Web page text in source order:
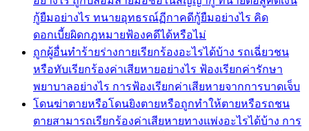
กู้ยืมอย่างไร ทนายอุทธรณ์ฏีกาคดีกู้ยืมอย่างไร คิด
ดอกเบี้ยผิดกฎหมายฟ้องคดีได้หรือไม่
ถูกผู้อื่นทำร้ายร่างกายเรียกร้องอะไรได้บ้าง รถเฉี่ยวชน
หรือทับเรียกร้องค่าเสียหายอย่างไร ฟ้องเรียกค่ารักษา
พยาบาลอย่างไร การฟ้องเรียกค่าเสียหายจากการบาดเจ็บ
โดนฆ่าตายหรือโดนยิงตายหรือถูกทำให้ตายหรือรถชน
ตายสามารถเรียกร้องค่าเสียหายทางแพ่งอะไรได้บ้าง การ